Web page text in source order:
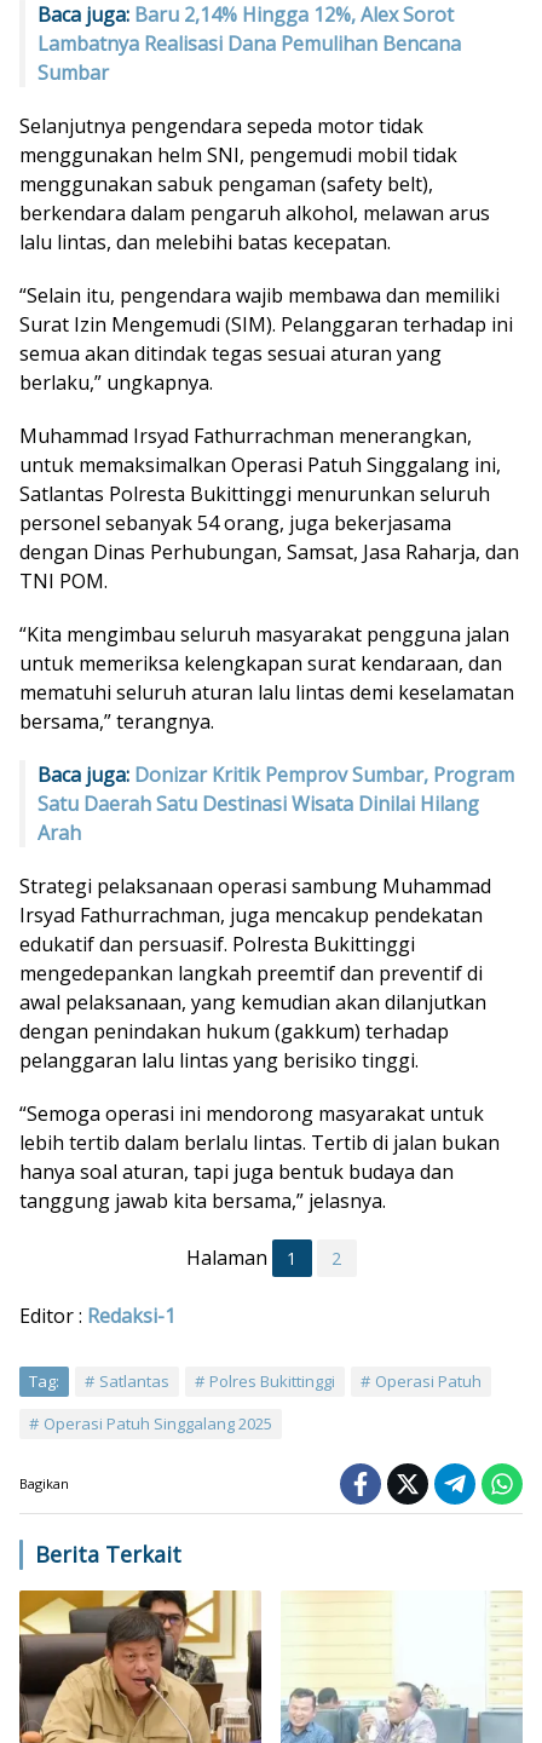
Baca juga: Baru 2,14% Hingga 12%, Alex Sorot
Lambatnya Realisasi Dana Pemulihan Bencana
Sumbar
Selanjutnya pengendara sepeda motor tidak
menggunakan helm SNI, pengemudi mobil tidak
menggunakan sabuk pengaman (safety belt),
berkendara dalam pengaruh alkohol, melawan arus
lalu lintas, dan melebihi batas kecepatan.
“Selain itu, pengendara wajib membawa dan memiliki
Surat Izin Mengemudi (SIM). Pelanggaran terhadap ini
semua akan ditindak tegas sesuai aturan yang
berlaku,” ungkapnya.
Muhammad Irsyad Fathurrachman menerangkan,
untuk memaksimalkan Operasi Patuh Singgalang ini,
Satlantas Polresta Bukittinggi menurunkan seluruh
personel sebanyak 54 orang, juga bekerjasama
dengan Dinas Perhubungan, Samsat, Jasa Raharja, dan
TNI POM.
“Kita mengimbau seluruh masyarakat pengguna jalan
untuk memeriksa kelengkapan surat kendaraan, dan
mematuhi seluruh aturan lalu lintas demi keselamatan
bersama,” terangnya.
Baca juga: Donizar Kritik Pemprov Sumbar, Program
Satu Daerah Satu Destinasi Wisata Dinilai Hilang
Arah
Strategi pelaksanaan operasi sambung Muhammad
Irsyad Fathurrachman, juga mencakup pendekatan
edukatif dan persuasif. Polresta Bukittinggi
mengedepankan langkah preemtif dan preventif di
awal pelaksanaan, yang kemudian akan dilanjutkan
dengan penindakan hukum (gakkum) terhadap
pelanggaran lalu lintas yang berisiko tinggi.
“Semoga operasi ini mendorong masyarakat untuk
lebih tertib dalam berlalu lintas. Tertib di jalan bukan
hanya soal aturan, tapi juga bentuk budaya dan
tanggung jawab kita bersama,” jelasnya.
Halaman 1 2
Editor : Redaksi-1
Tag: Satlantas Polres Bukittinggi
Operasi Patuh
Operasi Patuh Singgalang 2025
Bagikan
Berita Terkait